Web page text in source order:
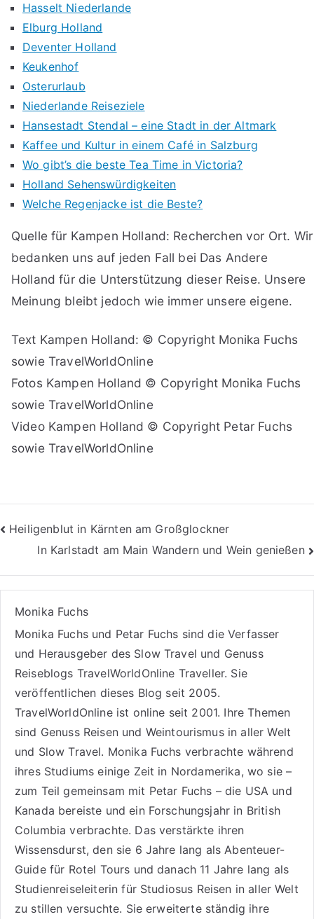
Hasselt Niederlande
Elburg Holland
Deventer Holland
Keukenhof
Osterurlaub
Niederlande Reiseziele
Hansestadt Stendal – eine Stadt in der Altmark
Kaffee und Kultur in einem Café in Salzburg
Wo gibt’s die beste Tea Time in Victoria?
Holland Sehenswürdigkeiten
Welche Regenjacke ist die Beste?
Quelle für Kampen Holland: Recherchen vor Ort. Wir
bedanken uns auf jeden Fall bei Das Andere
Holland für die Unterstützung dieser Reise. Unsere
Meinung bleibt jedoch wie immer unsere eigene.
Text Kampen Holland: © Copyright Monika Fuchs
sowie TravelWorldOnline
Fotos Kampen Holland © Copyright Monika Fuchs
sowie TravelWorldOnline
Video Kampen Holland © Copyright Petar Fuchs
sowie TravelWorldOnline
Beitragsnavigation
Heiligenblut in Kärnten am Großglockner
In Karlstadt am Main Wandern und Wein genießen
Monika Fuchs
Monika Fuchs und Petar Fuchs sind die Verfasser
und Herausgeber des Slow Travel und Genuss
Reiseblogs TravelWorldOnline Traveller. Sie
veröffentlichen dieses Blog seit 2005.
TravelWorldOnline ist online seit 2001. Ihre Themen
sind Genuss Reisenund Weintourismusin aller Welt
und Slow Travel. Monika Fuchs verbrachte während
ihres Studiums einige Zeit in Nordamerika, wo sie –
zum Teil gemeinsam mit Petar Fuchs – die USA und
Kanada bereiste und ein Forschungsjahr in British
Columbia verbrachte. Das verstärkte ihren
Wissensdurst, den sie 6 Jahre lang als Abenteuer-
Guide für Rotel Tours und danach 11 Jahre lang als
Studienreiseleiterin für Studiosus Reisen in aller Welt
zu stillen versuchte. Sie erweiterte ständig ihre